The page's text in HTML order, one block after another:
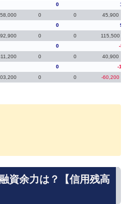
0
0 0 45,900
0
0 0 115,500
0
-
0 0 40,900
0
-
0 0 -60,200
資余力は？【信用残高